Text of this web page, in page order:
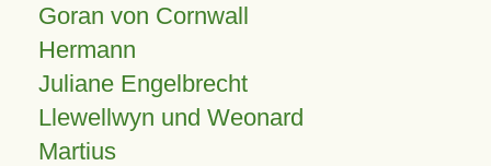
Goran von Cornwall
Hermann
Juliane Engelbrecht
Llewellwyn und Weonard
Martius